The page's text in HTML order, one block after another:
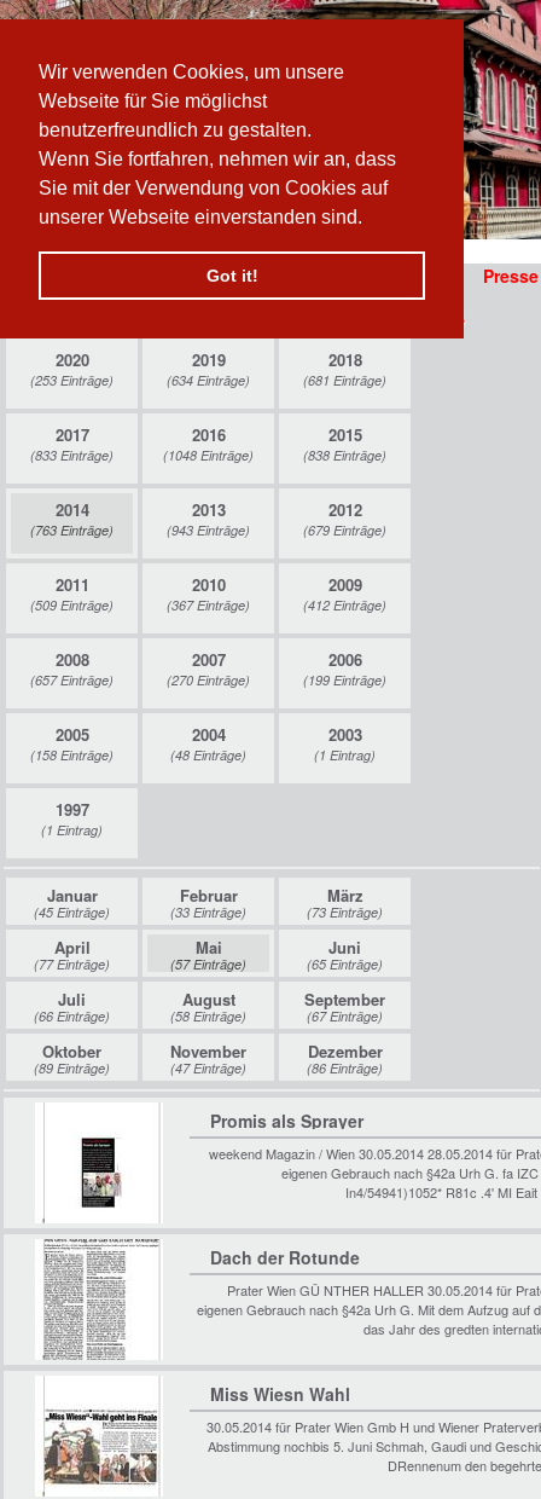
Wir verwenden Cookies, um unsere
Webseite für Sie möglichst
benutzerfreundlich zu gestalten.
Wenn Sie fortfahren, nehmen wir an, dass
Sie mit der Verwendung von Cookies auf
unserer Webseite einverstanden sind.
Got it!
sich vom
www.prater-archiv.at»Presse/2014/Mai
Presse
Pressearchiv » Mai 2014
2020
(253 Einträge)
2019
(634 Einträge)
2018
(681 Einträge)
2017
(833 Einträge)
2016
(1048 Einträge)
2015
(838 Einträge)
2014
(763 Einträge)
2013
(943 Einträge)
2012
(679 Einträge)
2011
(509 Einträge)
2010
(367 Einträge)
2009
(412 Einträge)
2008
(657 Einträge)
2007
(270 Einträge)
2006
(199 Einträge)
2005
(158 Einträge)
2004
(48 Einträge)
2003
(1 Eintrag)
1997
(1 Eintrag)
Januar
(45 Einträge)
Februar
(33 Einträge)
März
(73 Einträge)
April
(77 Einträge)
Mai
(57 Einträge)
Juni
(65 Einträge)
Juli
(66 Einträge)
August
(58 Einträge)
September
(67 Einträge)
Oktober
(89 Einträge)
November
(47 Einträge)
Dezember
(86 Einträge)
Promis als Sprayer
weekend Magazin / Wien 30.05.2014 28.05.2014 für
eigenen Gebrauch nach §42a Urh G. fa
In4/54941)1052* R81c .4' MI
Dach der Rotunde
Prater Wien GÜ NTHER HALLER 30.05.2014 für
eigenen Gebrauch nach §42a Urh G. Mit dem Aufzug
das Jahr des gredten
Miss Wiesn Wahl
30.05.2014 für Prater Wien Gmb H und Wiener
Abstimmung nochbis 5. Juni Schmah, Gaudi und
DRennenum den
prater-archiv.at powered byKKBits.com